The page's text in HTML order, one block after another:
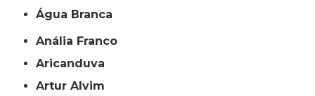
Água Branca
Anália Franco
Aricanduva
Artur Alvim